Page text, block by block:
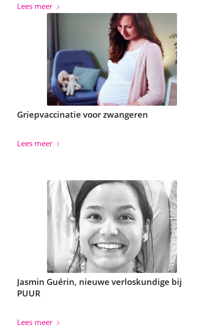
Lees meer
Griepvaccinatie voor zwangeren
Lees meer
Jasmin Guérin, nieuwe verloskundige bij
PUUR
Lees meer